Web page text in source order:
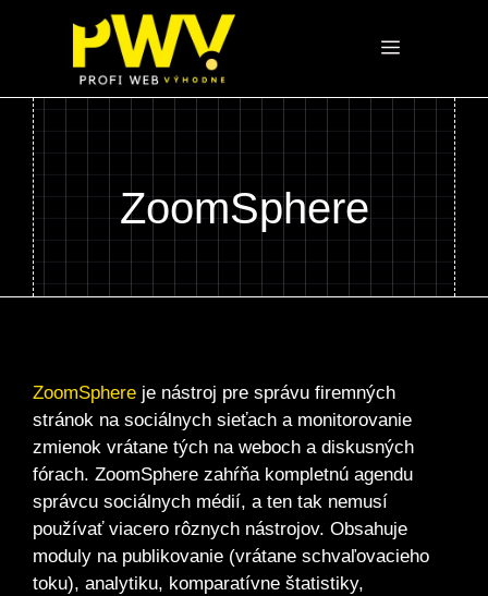
Menu
ZoomSphere
ZoomSphere je nástroj pre správu firemných
stránok na sociálnych sieťach a monitorovanie
zmienok vrátane tých na weboch a diskusných
fórach. ZoomSphere zahŕňa kompletnú agendu
správcu sociálnych médií, a ten tak nemusí
používať viacero rôznych nástrojov. Obsahuje
moduly na publikovanie (vrátane schvaľovacieho
toku), analytiku, komparatívne štatistiky,